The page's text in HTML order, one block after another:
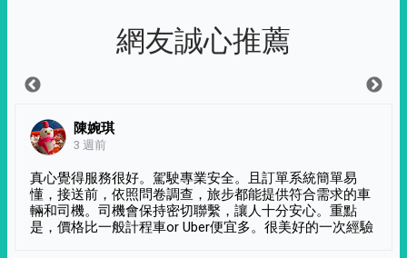
網友誠心推薦
陳婉琪
3 週前
真心覺得服務很好。駕駛專業安全。且訂單系統簡單易
懂，接送前，依照問卷調查，旅步都能提供符合需求的車
輛和司機。司機會保持密切聯繫，讓人十分安心。重點
是，價格比一般計程車or Uber便宜多。很美好的一次經驗